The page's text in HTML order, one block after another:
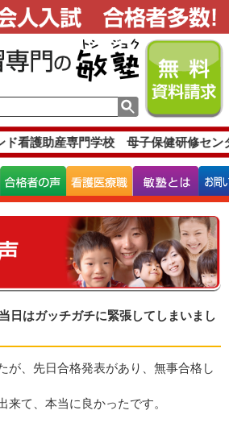
ド看護助産専門学校 母子保健研修セ
日はガッチガチに緊張してしまいまし
が、先日合格発表があり、無事合格し
来て、本当に良かったです。